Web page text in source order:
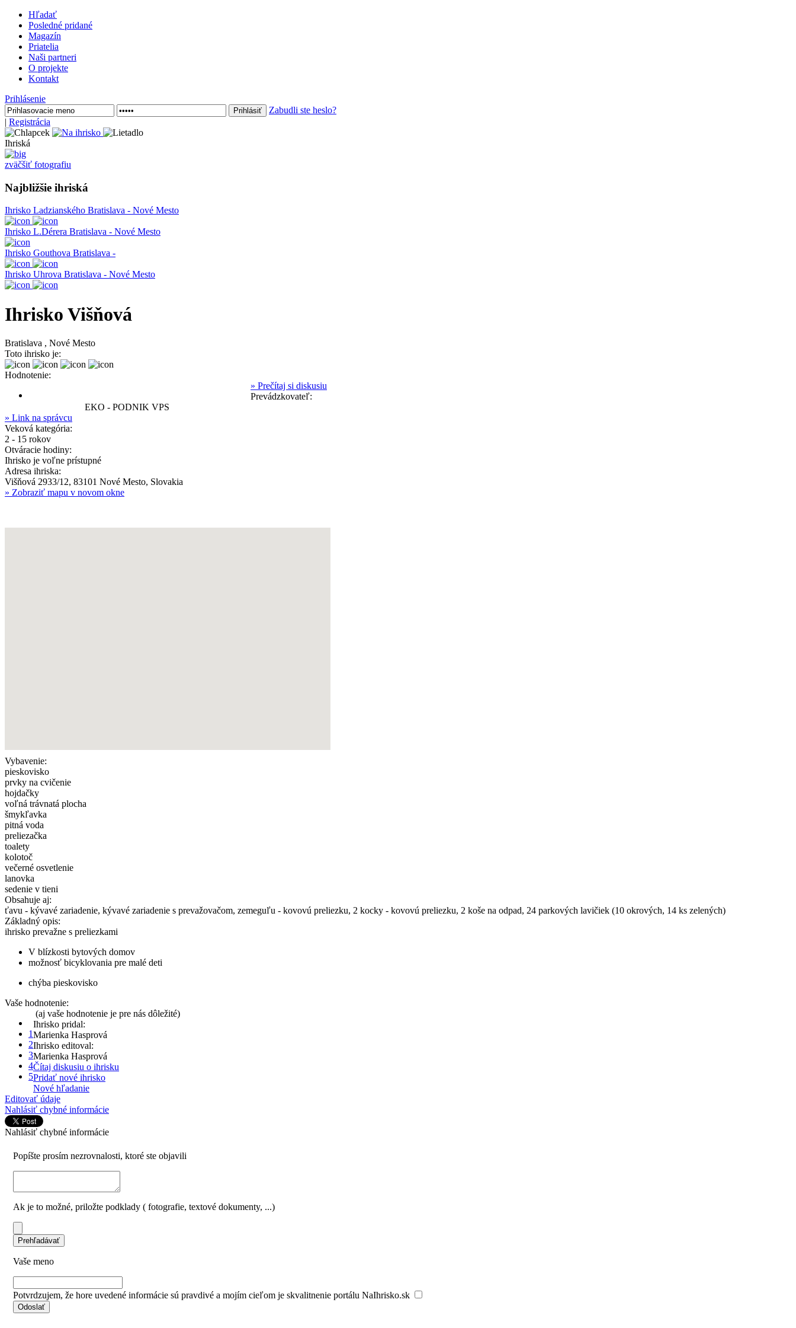
Hľadať
Posledné pridané
Magazín
Priatelia
Naši partneri
O projekte
Kontakt
Prihlásenie
Zabudli ste heslo?
| Registrácia
Ihriská
zväčšiť fotografiu
Najbližšie ihriská
Ihrisko Ladzianského Bratislava - Nové Mesto
Ihrisko L.Dérera Bratislava - Nové Mesto
Ihrisko Gouthova Bratislava -
Ihrisko Uhrova Bratislava - Nové Mesto
Ihrisko Višňová
Bratislava , Nové Mesto
Toto ihrisko je:
Hodnotenie:
» Prečítaj si diskusiu
Prevádzkovateľ:
EKO - PODNIK VPS
» Link na správcu
Veková kategória:
2 - 15 rokov
Otváracie hodiny:
Ihrisko je voľne prístupné
Adresa ihriska:
Višňová 2933/12, 83101 Nové Mesto, Slovakia
» Zobraziť mapu v novom okne
Vybavenie:
pieskovisko
prvky na cvičenie
hojdačky
voľná trávnatá plocha
šmykľavka
pitná voda
preliezačka
toalety
kolotoč
večerné osvetlenie
lanovka
sedenie v tieni
Obsahuje aj:
ťavu - kývavé zariadenie, kývavé zariadenie s prevažovačom, zemeguľu - kovovú preliezku, 2 kocky - kovovú preliezku, 2 koše na odpad, 24 parkových lavičiek (10 okrových, 14 ks zelených)
Základný opis:
ihrisko prevažne s preliezkami
V blízkosti bytových domov
možnosť bicyklovania pre malé deti
chýba pieskovisko
Vaše hodnotenie:
1
2
3
4
5
(aj vaše hodnotenie je pre nás dôležité)
Ihrisko pridal:
Marienka Hasprová
Ihrisko editoval:
Marienka Hasprová
Čítaj diskusiu o ihrisku
Pridať nové ihrisko
Nové hľadanie
Editovať údaje
Nahlásiť chybné informácie
Nahlásiť chybné informácie
Popíšte prosím nezrovnalosti, ktoré ste objavili
Ak je to možné, priložte podklady ( fotografie, textové dokumenty, ...)
Vaše meno
Potvrdzujem, že hore uvedené informácie sú pravdivé a mojím cieľom je skvalitnenie portálu NaIhrisko.sk